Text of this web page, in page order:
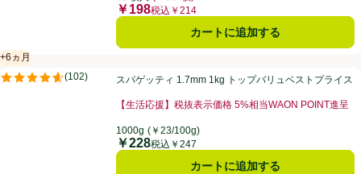
価格
￥198税込￥214
カートに追加する
スパゲッティ 1.7mm 1kg トップバリュベストプライス
+6ヵ月
賞味・消費期限保証：6ヵ月
(102)
評価は102件のレビューで5点中4.6点。スパゲッティ 1.7mm 1kg トップバリュベストプライス
【生活応援】税抜表示価格 5%相当WAON POINT進呈
1000g (￥23/100g)
価格
￥228税込￥247
カートに追加する